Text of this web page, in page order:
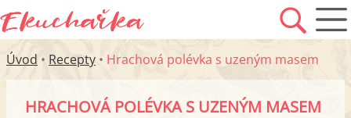
Úvod • Recepty • Hrachová polévka s uzeným masem
HRACHOVÁ POLÉVKA S UZENÝM MASEM